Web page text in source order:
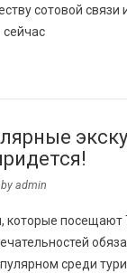
сотовой
сейчас
by admin
которые посещают
среди